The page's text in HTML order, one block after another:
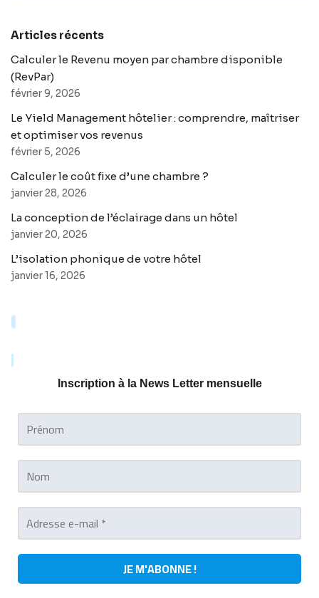
Articles récents
Calculer le Revenu moyen par chambre disponible
(RevPar)
février 9, 2026
Le Yield Management hôtelier : comprendre, maîtriser
et optimiser vos revenus
février 5, 2026
Calculer le coût fixe d’une chambre ?
janvier 28, 2026
La conception de l’éclairage dans un hôtel
janvier 20, 2026
L’isolation phonique de votre hôtel
janvier 16, 2026
Inscription à la News Letter mensuelle